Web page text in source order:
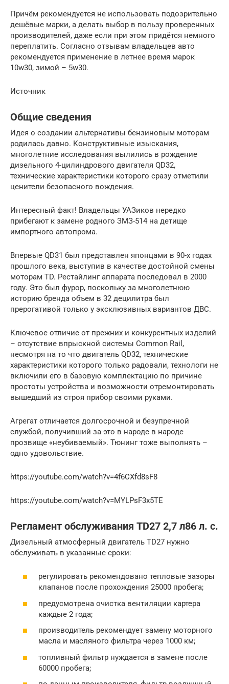
Причём рекомендуется не использовать подозрительно
дешёвые марки, а делать выбор в пользу проверенных
производителей, даже если при этом придётся немного
переплатить. Согласно отзывам владельцев авто
рекомендуется применение в летнее время марок
10w30, зимой – 5w30.
Источник
Общие сведения
Идея о создании альтернативы бензиновым моторам
родилась давно. Конструктивные изыскания,
многолетние исследования вылились в рождение
дизельного 4-цилиндрового двигателя QD32,
технические характеристики которого сразу отметили
ценители безопасного вождения.
Интересный факт! Владельцы УАЗиков нередко
прибегают к замене родного ЗМЗ-514 на детище
импортного автопрома.
Впервые QD31 был представлен японцами в 90-х годах
прошлого века, выступив в качестве достойной смены
моторам TD. Рестайлинг аппарата последовал в 2000
году. Это был фурор, поскольку за многолетнюю
историю бренда объем в 32 децилитра был
прерогативой только у эксклюзивных вариантов ДВС.
Ключевое отличие от прежних и конкурентных изделий
– отсутствие впрыскной системы Common Rail,
несмотря на то что двигатель QD32, технические
характеристики которого только радовали, технологи не
включили его в базовую комплектацию по причине
простоты устройства и возможности отремонтировать
вышедший из строя прибор своими руками.
Агрегат отличается долгосрочной и безупречной
службой, получивший за это в народе в народе
прозвище «неубиваемый». Тюнинг тоже выполнять –
одно удовольствие.
https://youtube.com/watch?v=4f6CXfd8sF8
https://youtube.com/watch?v=MYLPsF3x5TE
Регламент обслуживания TD27 2,7 л86 л. с.
Дизельный атмосферный двигатель TD27 нужно
обслуживать в указанные сроки:
регулировать рекомендовано тепловые зазоры
клапанов после прохождения 25000 пробега;
предусмотрена очистка вентиляции картера
каждые 2 года;
производитель рекомендует замену моторного
масла и масляного фильтра через 1000 км;
топливный фильтр нуждается в замене после
60000 пробега;